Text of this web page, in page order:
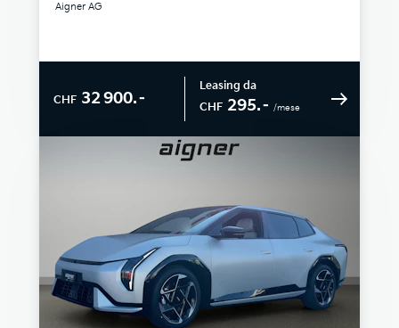
Aigner AG
CHF 32 900.–
Leasing da
CHF 295.– /mese